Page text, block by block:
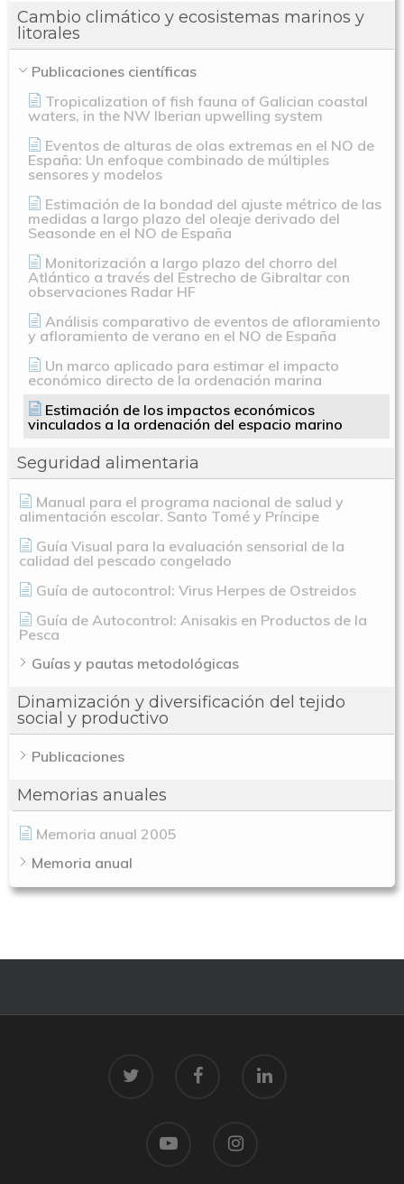
Cambio climático y ecosistemas marinos y
litorales
Publicaciones científicas
Tropicalization of fish fauna of Galician coastal
waters, in the NW Iberian upwelling system
Eventos de alturas de olas extremas en el NO de
España: Un enfoque combinado de múltiples
sensores y modelos
Estimación de la bondad del ajuste métrico de las
medidas a largo plazo del oleaje derivado del
Seasonde en el NO de España
Monitorización a largo plazo del chorro del
Atlántico a través del Estrecho de Gibraltar con
observaciones Radar HF
Análisis comparativo de eventos de afloramiento
y afloramiento de verano en el NO de España
Un marco aplicado para estimar el impacto
económico directo de la ordenación marina
Estimación de los impactos económicos
vinculados a la ordenación del espacio marino
Seguridad alimentaria
Manual para el programa nacional de salud y
alimentación escolar. Santo Tomé y Príncipe
Guía Visual para la evaluación sensorial de la
calidad del pescado congelado
Guía de autocontrol: Virus Herpes de Ostreidos
Guía de Autocontrol: Anisakis en Productos de la
Pesca
Guías y pautas metodológicas
Dinamización y diversificación del tejido
social y productivo
Publicaciones
Memorias anuales
Memoria anual 2005
Memoria anual